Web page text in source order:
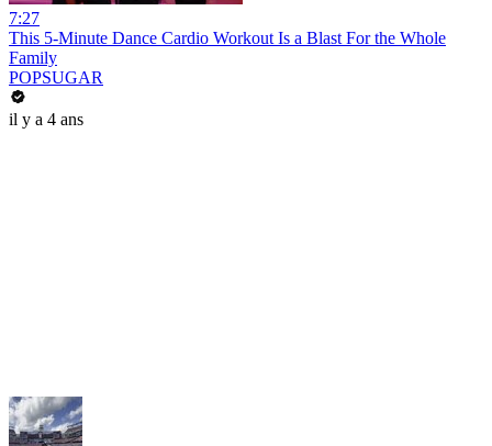
7:27
This 5-Minute Dance Cardio Workout Is a Blast For the Whole
Family
POPSUGAR
il y a 4 ans